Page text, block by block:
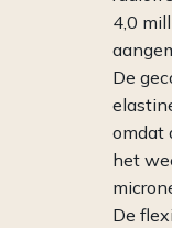
4,0
De
omdat
het
De